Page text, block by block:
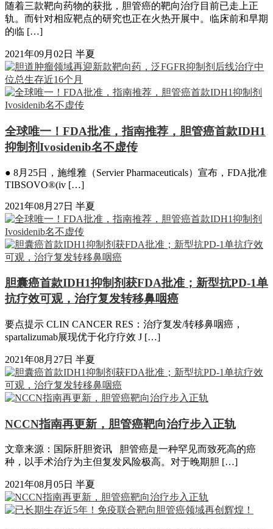
随着三款靶向药物的获批，胆管癌的靶向治疗目前已走上正
轨。而针对相应靶点的研究也正在火热开展中。临床前和早期
的临 […]
2021年09月02日 半夏
全球唯一！FDA批准，指南推荐，胆管癌首款IDH1
抑制剂Ivosidenib名不虚传
● 8月25日，施维雅（Servier Pharmaceuticals）宣布，FDA批准
TIBSOVO®(iv […]
2021年08月27日 半夏
胆囊癌首款IDH1抑制剂获FDA批准；新型抗PD-1单
抗疗效可观，治疗复发转移鼻咽癌
要点提示 CLIN CANCER RES：治疗复发/转移鼻咽癌，
spartalizumab展现优于化疗疗效 J […]
2021年08月27日 半夏
NCCN指南再更新，胆管癌靶向治疗步入正轨
文章来源：国际肝胆资讯 胆管癌是一种罕见而致死高的癌
种，以手术治疗为主但复发风险极高。对于晚期胆 […]
2021年08月05日 半夏